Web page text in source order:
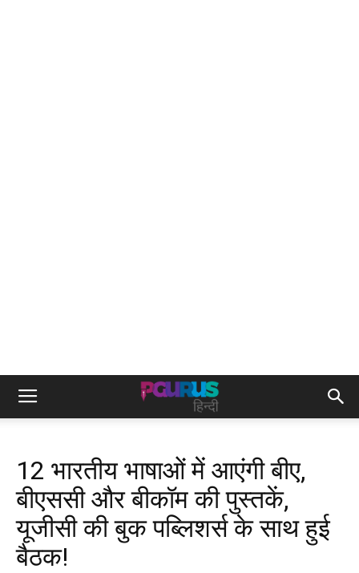
12 भारतीय भाषाओं में आएंगी बीए,
बीएससी और बीकॉम की पुस्तकें,
यूजीसी की बुक पब्लिशर्स के साथ हुई
बैठक!